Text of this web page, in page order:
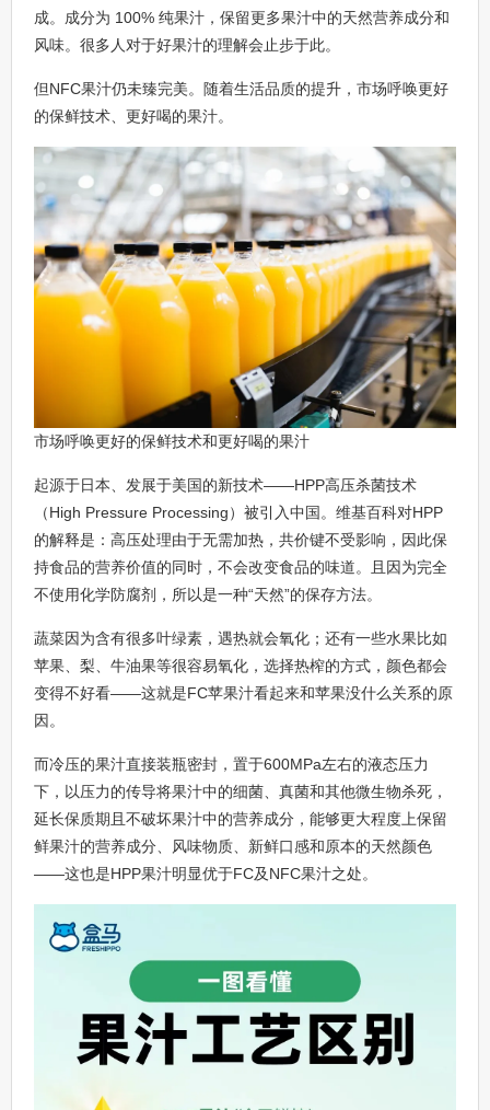
成。成分为 100% 纯果汁，保留更多果汁中的天然营养成分和
风味。很多人对于好果汁的理解会止步于此。
但NFC果汁仍未臻完美。随着生活品质的提升，市场呼唤更好
的保鲜技术、更好喝的果汁。
市场呼唤更好的保鲜技术和更好喝的果汁
起源于日本、发展于美国的新技术——HPP高压杀菌技术
（High Pressure Processing）被引入中国。维基百科对HPP
的解释是：高压处理由于无需加热，共价键不受影响，因此保
持食品的营养价值的同时，不会改变食品的味道。且因为完全
不使用化学防腐剂，所以是一种“天然”的保存方法。
蔬菜因为含有很多叶绿素，遇热就会氧化；还有一些水果比如
苹果、梨、牛油果等很容易氧化，选择热榨的方式，颜色都会
变得不好看——这就是FC苹果汁看起来和苹果没什么关系的原
因。
而冷压的果汁直接装瓶密封，置于600MPa左右的液态压力
下，以压力的传导将果汁中的细菌、真菌和其他微生物杀死，
延长保质期且不破坏果汁中的营养成分，能够更大程度上保留
鲜果汁的营养成分、风味物质、新鲜口感和原本的天然颜色
——这也是HPP果汁明显优于FC及NFC果汁之处。